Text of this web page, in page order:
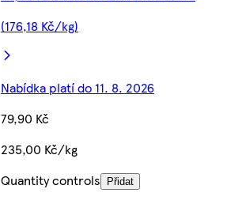
(176,18 Kč/kg)
Nabídka platí do 11. 8. 2026
79,90 Kč
235,00 Kč/kg
Quantity controls
Přidat